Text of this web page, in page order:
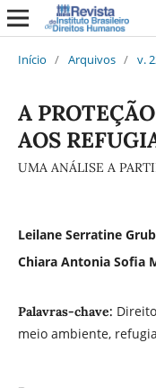
Início / Arquivos / v.
A
AOS
UMA ANÁLISE A
Leilane Serratine
Chiara Antonia Sofia
Palavras-chave:
meio ambiente,